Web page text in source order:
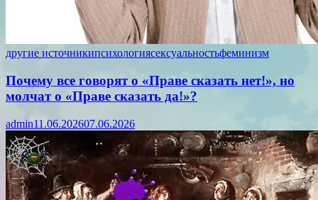
другие источникипсихологиясексуальностьфеминизм
Почему все говорят о «Праве сказать нет!», но
молчат о «Праве сказать да!»?
admin11.06.202607.06.2026